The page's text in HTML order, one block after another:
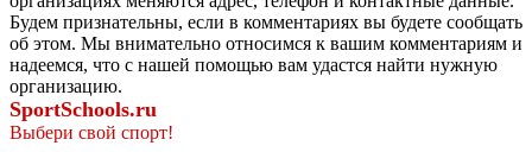
Будем признательны, если в комментариях вы будете сообщать
об этом. Мы внимательно относимся к вашим комментариям и
надеемся, что с нашей помощью вам удастся найти нужную
организацию.
SportSchools.ru
Выбери свой спорт!